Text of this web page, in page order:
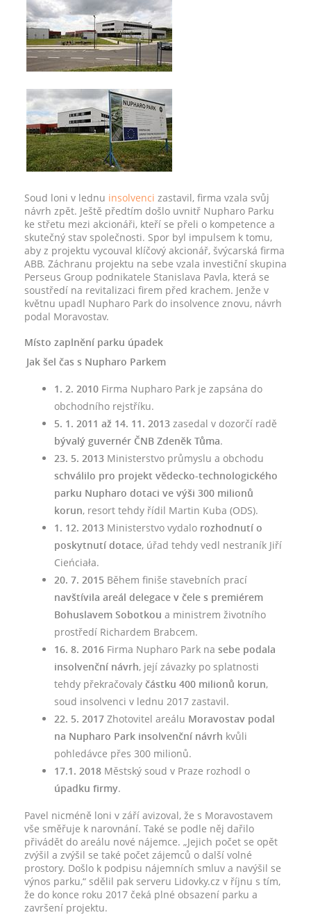
Soud loni v lednu insolvenci zastavil, firma vzala svůj
návrh zpět. Ještě předtím došlo uvnitř Nupharo Parku
ke střetu mezi akcionáři, kteří se přeli o kompetence a
skutečný stav společnosti. Spor byl impulsem k tomu,
aby z projektu vycouval klíčový akcionář, švýcarská firma
ABB. Záchranu projektu na sebe vzala investiční skupina
Perseus Group podnikatele Stanislava Pavla, která se
soustředí na revitalizaci firem před krachem. Jenže v
květnu upadl Nupharo Park do insolvence znovu, návrh
podal Moravostav.
Místo zaplnění parku úpadek
Jak šel čas s Nupharo Parkem
1. 2. 2010 Firma Nupharo Park je zapsána do
obchodního rejstříku.
5. 1. 2011 až 14. 11. 2013 zasedal v dozorčí radě
bývalý guvernér ČNB Zdeněk Tůma.
23. 5. 2013 Ministerstvo průmyslu a obchodu
schválilo pro projekt vědecko-technologického
parku Nupharo dotaci ve výši 300 milionů
korun, resort tehdy řídil Martin Kuba (ODS).
1. 12. 2013 Ministerstvo vydalo rozhodnutí o
poskytnutí dotace, úřad tehdy vedl nestraník Jiří
Cieńciała.
20. 7. 2015 Během finiše stavebních prací
navštívila areál delegace v čele s premiérem
Bohuslavem Sobotkou a ministrem životního
prostředí Richardem Brabcem.
16. 8. 2016 Firma Nupharo Park na sebe podala
insolvenční návrh, její závazky po splatnosti
tehdy překračovaly částku 400 milionů korun,
soud insolvenci v lednu 2017 zastavil.
22. 5. 2017 Zhotovitel areálu Moravostav podal
na Nupharo Park insolvenční návrh kvůli
pohledávce přes 300 milionů.
17.1. 2018 Městský soud v Praze rozhodl o
úpadku firmy.
Pavel nicméně loni v září avizoval, že s Moravostavem
vše směřuje k narovnání. Také se podle něj dařilo
přivádět do areálu nové nájemce. „Jejich počet se opět
zvýšil a zvýšil se také počet zájemců o další volné
prostory. Došlo k podpisu nájemních smluv a navýšil se
výnos parku,“ sdělil pak serveru Lidovky.cz v říjnu s tím,
že do konce roku 2017 čeká plné obsazení parku a
završení projektu.